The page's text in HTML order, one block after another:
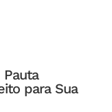
para Sua